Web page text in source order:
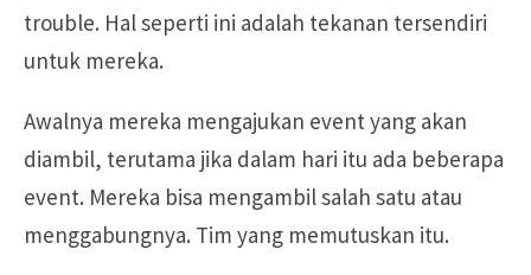
trouble. Hal seperti ini adalah tekanan tersendiri
untuk mereka.
Awalnya mereka mengajukan event yang akan
diambil, terutama jika dalam hari itu ada beberapa
event. Mereka bisa mengambil salah satu atau
menggabungnya. Tim yang memutuskan itu.